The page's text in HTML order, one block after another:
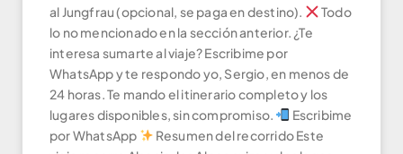
al Jungfrau (opcional, se paga en destino).
Todo
lo no mencionado en la sección anterior. ¿Te
interesa sumarte al viaje? Escribime por
WhatsApp y te respondo yo, Sergio, en menos de
24 horas. Te mando el itinerario completo y los
lugares disponibles, sin compromiso.
Escribime
por WhatsApp
Resumen del recorrido Este